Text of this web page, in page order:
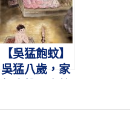
天。
【吳猛飽蚊】
吳猛八歲，家